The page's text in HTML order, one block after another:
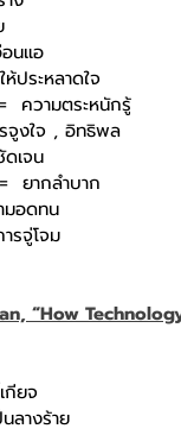
นแอ
ห้ประหลาดใจ
ความตระหนักรู้
จูงใจ , อิทธิพล
ดเจน
= ยากลำบาก
มอดทน
รจู่โจม
“How
กียจ
นลางร้าย